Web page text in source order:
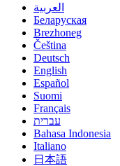
العربية
Беларуская
Brezhoneg
Čeština
Deutsch
English
Español
Suomi
Français
עברית
Bahasa Indonesia
Italiano
日本語